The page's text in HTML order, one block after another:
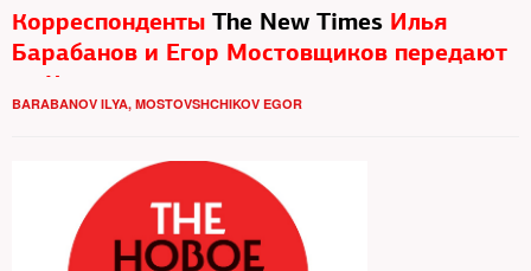
Корреспонденты The New Times Илья
Барабанов и Егор Мостовщиков передают
из Каира
BARABANOV ILYA, MOSTOVSHCHIKOV EGOR